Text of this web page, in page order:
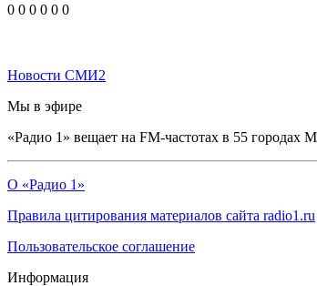
0 0 0 0 0 0
Новости СМИ2
Мы в эфире
«Радио 1» вещает на FM-частотах в 55 городах
О «Радио 1»
Правила цитирования материалов сайта radio1.ru
Пользовательское соглашение
Информация